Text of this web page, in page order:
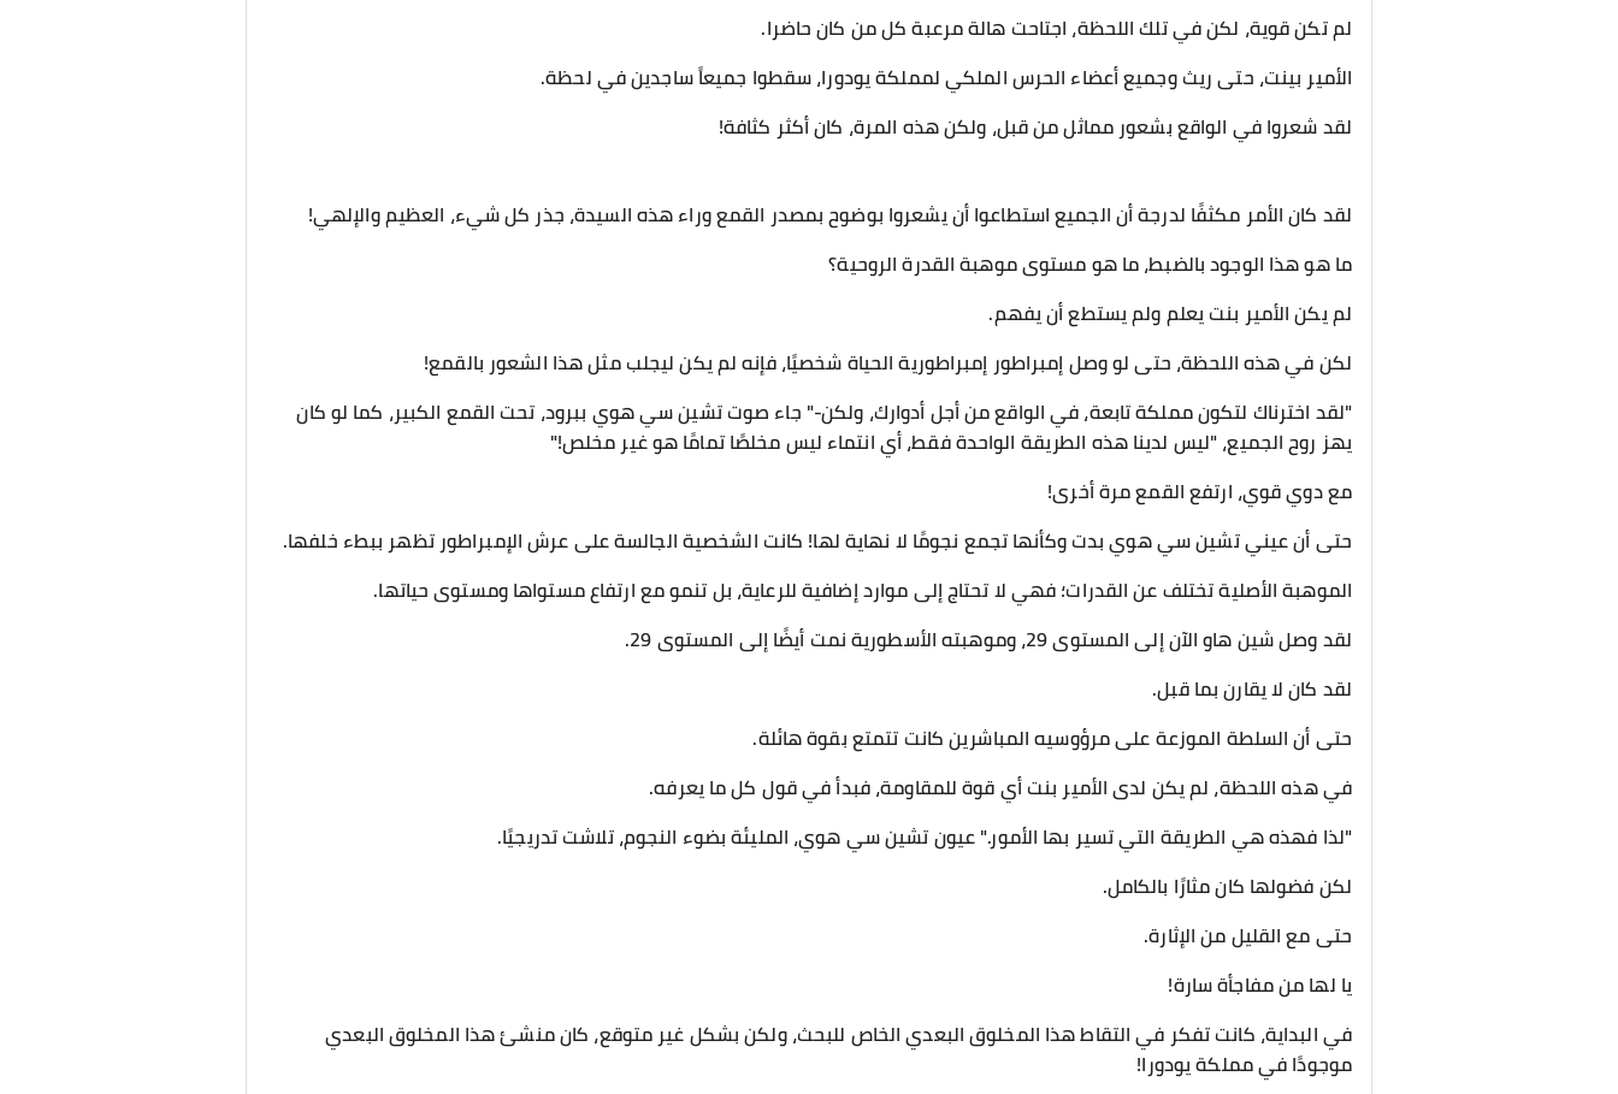
لم تكن قوية، لكن في تلك اللحظة، اجتاحت هالة مرعبة كل من كان حاضرا.
الأمير بينت، حتى ريث وجميع أعضاء الحرس الملكي لمملكة يودورا، سقطوا جميعاً ساجدين في لحظة.
لقد شعروا في الواقع بشعور مماثل من قبل، ولكن هذه المرة، كان أكثر كثافة!
لقد كان الأمر مكثفًا لدرجة أن الجميع استطاعوا أن يشعروا بوضوح بمصدر القمع وراء هذه السيدة، جذر كل شيء، العظيم والإلهي!
ما هو هذا الوجود بالضبط، ما هو مستوى موهبة القدرة الروحية؟
لم يكن الأمير بنت يعلم ولم يستطع أن يفهم.
لكن في هذه اللحظة، حتى لو وصل إمبراطور إمبراطورية الحياة شخصيًا، فإنه لم يكن ليجلب مثل هذا الشعور بالقمع!
"لقد اخترناك لتكون مملكة تابعة، في الواقع من أجل أدوارك، ولكن-" جاء صوت تشين سي هوي ببرود، تحت القمع الكبير، كما لو كان
يهز روح الجميع، "ليس لدينا هذه الطريقة الواحدة فقط، أي انتماء ليس مخلصًا تمامًا هو غير مخلص!"
مع دوي قوي، ارتفع القمع مرة أخرى!
حتى أن عيني تشين سي هوي بدت وكأنها تجمع نجومًا لا نهاية لها! كانت الشخصية الجالسة على عرش الإمبراطور تظهر ببطء خلفها.
الموهبة الأصلية تختلف عن القدرات؛ فهي لا تحتاج إلى موارد إضافية للرعاية، بل تنمو مع ارتفاع مستواها ومستوى حياتها.
لقد وصل شين هاو الآن إلى المستوى 29، وموهبته الأسطورية نمت أيضًا إلى المستوى 29.
لقد كان لا يقارن بما قبل.
حتى أن السلطة الموزعة على مرؤوسيه المباشرين كانت تتمتع بقوة هائلة.
في هذه اللحظة، لم يكن لدى الأمير بنت أي قوة للمقاومة، فبدأ في قول كل ما يعرفه.
"لذا فهذه هي الطريقة التي تسير بها الأمور." عيون تشين سي هوي، المليئة بضوء النجوم، تلاشت تدريجيًا.
لكن فضولها كان مثارًا بالكامل.
حتى مع القليل من الإثارة.
يا لها من مفاجأة سارة!
في البداية، كانت تفكر في التقاط هذا المخلوق البعدي الخاص للبحث، ولكن بشكل غير متوقع، كان منشئ هذا المخلوق البعدي
موجودًا في مملكة يودورا!